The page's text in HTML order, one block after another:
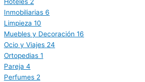
Inmobiliarias 6
Limpieza 10
Muebles y Decoración 16
Ocio y Viajes 24
Ortopedias 1
Pareja 4
Perfumes 2